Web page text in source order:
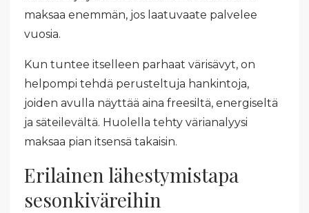
maksaa enemmän, jos laatuvaate palvelee
vuosia.
Kun tuntee itselleen parhaat värisävyt, on
helpompi tehdä perusteltuja hankintoja,
joiden avulla näyttää aina freesiltä, energiseltä
ja säteilevältä. Huolella tehty värianalyysi
maksaa pian itsensä takaisin.
Erilainen lähestymistapa
sesonkiväreihin